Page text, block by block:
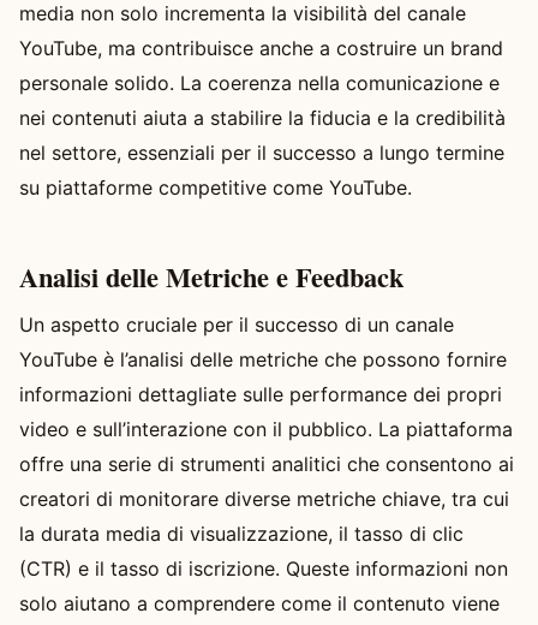
media non solo incrementa la visibilità del canale
YouTube, ma contribuisce anche a costruire un brand
personale solido. La coerenza nella comunicazione e
nei contenuti aiuta a stabilire la fiducia e la credibilità
nel settore, essenziali per il successo a lungo termine
su piattaforme competitive come YouTube.
Analisi delle Metriche e Feedback
Un aspetto cruciale per il successo di un canale
YouTube è l’analisi delle metriche che possono fornire
informazioni dettagliate sulle performance dei propri
video e sull’interazione con il pubblico. La piattaforma
offre una serie di strumenti analitici che consentono ai
creatori di monitorare diverse metriche chiave, tra cui
la durata media di visualizzazione, il tasso di clic
(CTR) e il tasso di iscrizione. Queste informazioni non
solo aiutano a comprendere come il contenuto viene